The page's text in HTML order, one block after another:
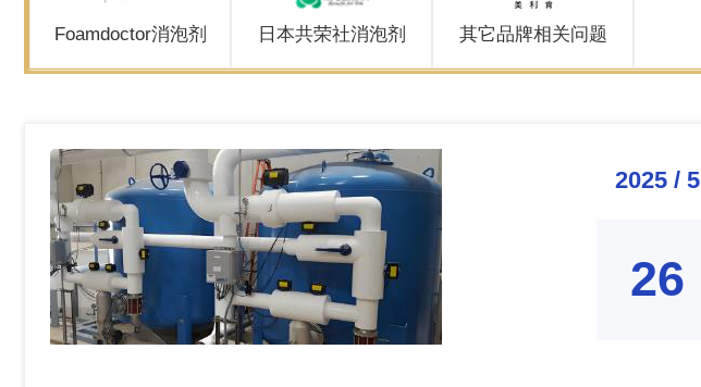
Foamdoctor消泡剂 日本共荣社消泡剂 其它品牌相关问题
2025 / 5
26